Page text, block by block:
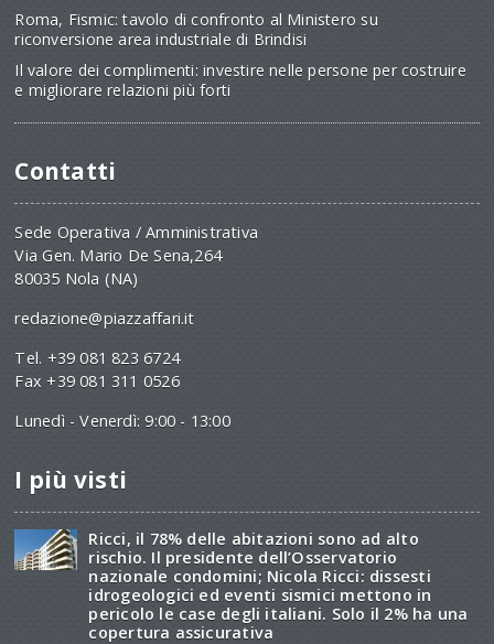
Roma, Fismic: tavolo di confronto al Ministero su
riconversione area industriale di Brindisi
Il valore dei complimenti: investire nelle persone per costruire
e migliorare relazioni più forti
Contatti
Sede Operativa / Amministrativa
Via Gen. Mario De Sena,264
80035 Nola (NA)
redazione@piazzaffari.it
Tel. +39 081 823 6724
Fax +39 081 311 0526
Lunedì - Venerdì: 9:00 - 13:00
I più visti
Ricci, il 78% delle abitazioni sono ad alto
rischio. Il presidente dell’Osservatorio
nazionale condomini; Nicola Ricci: dissesti
idrogeologici ed eventi sismici mettono in
pericolo le case degli italiani. Solo il 2% ha una
copertura assicurativa